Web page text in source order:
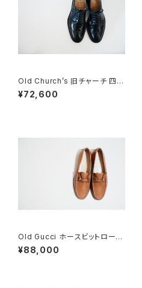
Old Church’s 旧チャーチ 四都
市 Grafton グラフトン 70F
¥72,600
Old Gucci ホースビットローフ
ァー 5.5B Tan DEADSTOCK
¥88,000